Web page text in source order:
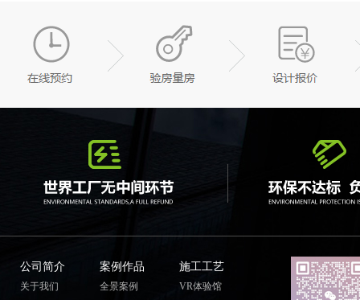
公司简介
关于我们
案例作品
全景案例
施工工艺
VR体验馆